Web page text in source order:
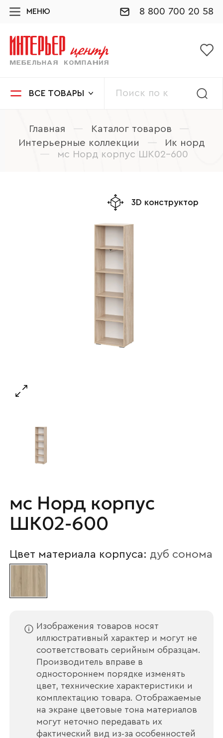
МЕНЮ 8 800 700 20 58
ВСЕ ТОВАРЫ
Главная — Каталог товаров
—
Интерьерные коллекции
—
Ик норд
—
мс Норд корпус ШК02-600
3D конструктор
мс Норд корпус
ШК02-600
Цвет материала корпуса: дуб сонома
Изображения товаров носят
иллюстративный характер и могут не
соответствовать серийным образцам.
Производитель вправе в
одностороннем порядке изменять
цвет, технические характеристики и
комплектацию товара. Отображаемые
на экране цветовые тона материалов
могут неточно передавать их
фактический вид из‑за особенностей
Ваш email
Прикрепите логотип
компании
Отправить
Согласен сполитикой конфиденциальности
и обработкой данных.